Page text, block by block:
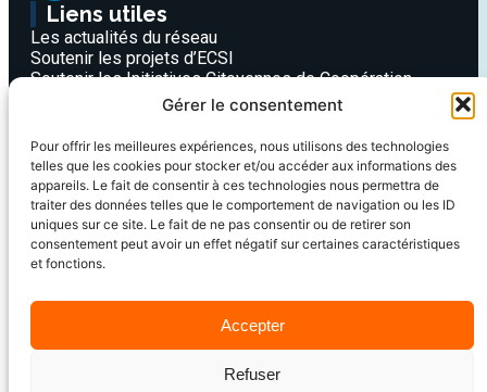
Gérer le consentement
Pour offrir les meilleures expériences, nous utilisons des technologies
telles que les cookies pour stocker et/ou accéder aux informations des
appareils. Le fait de consentir à ces technologies nous permettra de
traiter des données telles que le comportement de navigation ou les ID
uniques sur ce site. Le fait de ne pas consentir ou de retirer son
consentement peut avoir un effet négatif sur certaines caractéristiques
et fonctions.
Accepter
Refuser
Liens utiles
Les actualités du réseau
Soutenir les projets d’ECSI
Soutenir les Initiatives Citoyennes de Coopération
Dictionnaire de la solidarité internationale
Nous contacter
Une question ou un projet ?
Contactez l’équipe CIRRMA via notre formulaire ou par
téléphone. Nous sommes à votre écoute pour vous
accompagner dans votre démarche d’engagement
solidaire.
FORMULAIRE DE CONTACT